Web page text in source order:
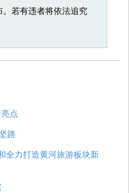
若有违者将依法追究
点
路
全力打造黄河旅游板块新